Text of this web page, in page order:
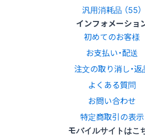
汎用消耗品 （55）
インフォメーショ
初めてのお客様
お支払い・配送
注文の取り消し・返
よくある質問
お問い合わせ
特定商取引の表示
モバイルサイトはこ